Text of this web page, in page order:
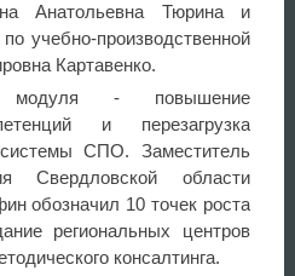
Анатольевна Тюрина и
учебно-производственной
Картавенко.
модуля - повышение
и перезагрузка
СПО. Заместитель
Свердловской области
обозначил 10 точек роста
региональных центров
консалтинга.